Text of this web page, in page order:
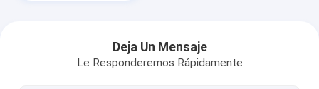
Sobre nosotros
Deja Un Mensaje
Le Responderemos Rápidamente